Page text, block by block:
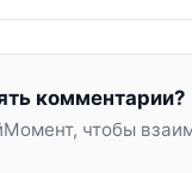
комментарии?
чтобы